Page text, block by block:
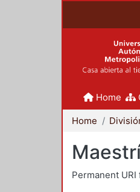
Home
Home
Permanent